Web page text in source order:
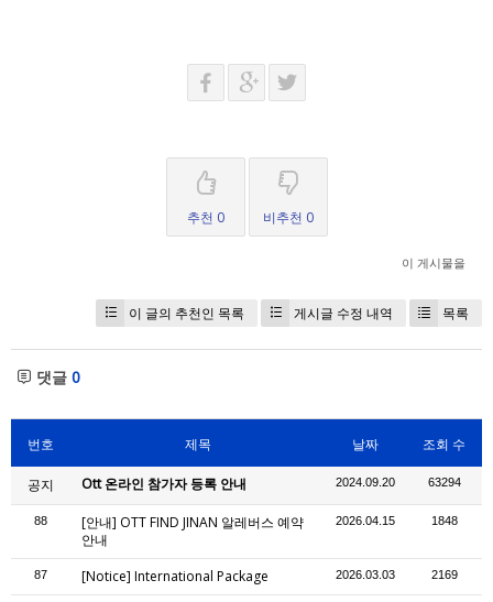
추천 0 비추천 0
이 게시물을
이 글의 추천인 목록 게시글 수정 내역 목록
댓글 0
번호 제목 날짜 조회 수
공지 Ott 온라인 참가자 등록 안내 2024.09.20 63294
88
[안내] OTT FIND JINAN 알레버스 예약
안내
2026.04.15 1848
87 [Notice] International Package 2026.03.03 2169